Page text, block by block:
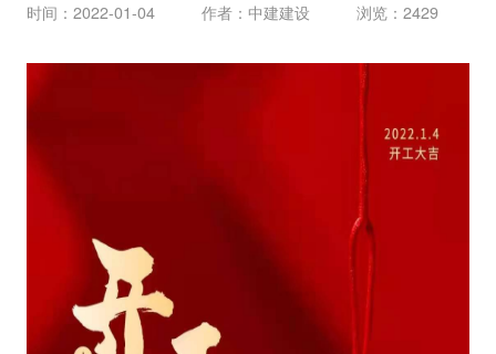
时间：2022-01-04 作者：中建建设 浏览：2429